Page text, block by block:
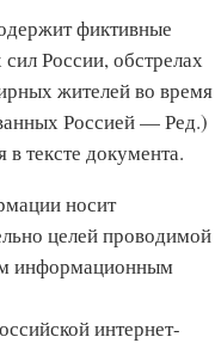
фиктивные
России, обстрелах
жителей во время
Россией — Ред.)
тексте документа.
носит
целей проводимой
информационным
интернет-